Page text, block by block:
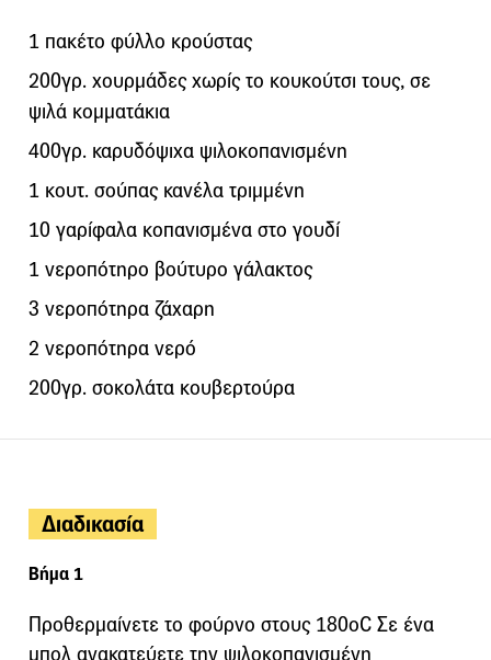
1 πακέτο φύλλο κρούστας
200γρ. χουρμάδες χωρίς το κουκούτσι τους, σε
ψιλά κομματάκια
400γρ. καρυδόψιχα ψιλοκοπανισμένη
1 κουτ. σούπας κανέλα τριμμένη
10 γαρίφαλα κοπανισμένα στο γουδί
1 νεροπότηρο βούτυρο γάλακτος
3 νεροπότηρα ζάχαρη
2 νεροπότηρα νερό
200γρ. σοκολάτα κουβερτούρα
Διαδικασία
Βήμα 1
Προθερμαίνετε το φούρνο στους 180οC Σε ένα
μπολ ανακατεύετε την ψιλοκοπανισμένη